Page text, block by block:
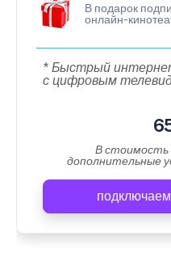
В подарок
онлайн-
* Быстрый
с цифровым
В стоимость
дополнительные